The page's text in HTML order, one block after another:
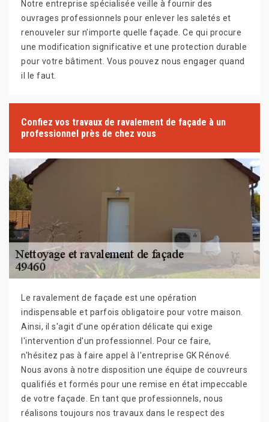
Notre entreprise spécialisée veille à fournir des
ouvrages professionnels pour enlever les saletés et
renouveler sur n’importe quelle façade. Ce qui procure
une modification significative et une protection durable
pour votre bâtiment. Vous pouvez nous engager quand
il le faut.
Confiez vos travaux de ravalement de façade à un
professionnel près de chez vous
Le ravalement de façade est une opération
indispensable et parfois obligatoire pour votre maison.
Ainsi, il s'agit d'une opération délicate qui exige
l'intervention d'un professionnel. Pour ce faire,
n'hésitez pas à faire appel à l'entreprise GK Rénové.
Nous avons à notre disposition une équipe de couvreurs
qualifiés et formés pour une remise en état impeccable
de votre façade. En tant que professionnels, nous
réalisons toujours nos travaux dans le respect des